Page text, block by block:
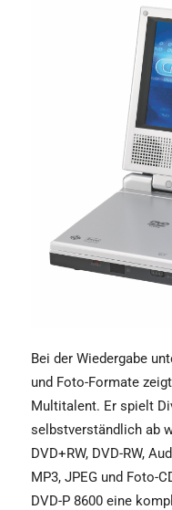
Bei der Wiedergabe
und Foto-Formate
Multitalent. Er spielt
selbstverständlich ab
DVD+RW, DVD-RW,
MP3, JPEG und Foto-
DVD-P 8600 eine